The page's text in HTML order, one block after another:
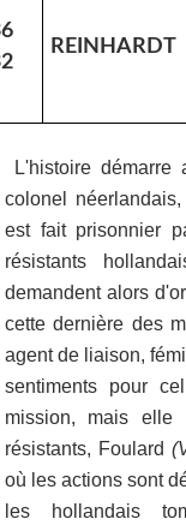
REINHARDT
L'histoire démarre
colonel
est fait prisonnier
résistants
demandent alors
cette dernière des
agent de liaison,
sentiments pour
mission, mais elle
résistants, Foulard
où les actions sont
les hollandais